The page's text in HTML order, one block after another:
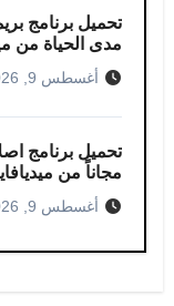
تحميل برنامج
مدى الحياة من ميديا
أغسطس 9, 2026
مجاناً من ميديافاير
أغسطس 9, 2026